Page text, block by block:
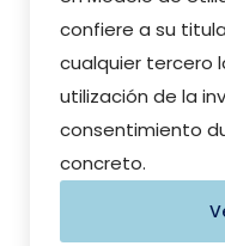
confiere a su
cualquier tercero
utilización de la
consentimiento
concreto.